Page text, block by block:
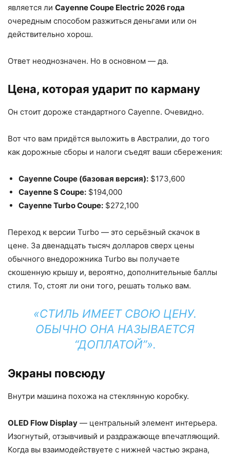
является ли Cayenne Coupe Electric 2026 года
очередным способом разжиться деньгами или он
действительно хорош.
Ответ неоднозначен. Но в основном — да.
Цена, которая ударит по карману
Он стоит дороже стандартного Cayenne. Очевидно.
Вот что вам придётся выложить в Австралии, до того
как дорожные сборы и налоги съедят ваши сбережения:
Cayenne Coupe (базовая версия): $173,600
Cayenne S Coupe: $194,000
Cayenne Turbo Coupe: $272,100
Переход к версии Turbo — это серьёзный скачок в
цене. За двенадцать тысяч долларов сверх цены
обычного внедорожника Turbo вы получаете
скошенную крышу и, вероятно, дополнительные баллы
стиля. То, стоят ли они того, решать только вам.
«СТИЛЬ ИМЕЕТ СВОЮ ЦЕНУ.
ОБЫЧНО ОНА НАЗЫВАЕТСЯ
“ДОПЛАТОЙ”».
Экраны повсюду
Внутри машина похожа на стеклянную коробку.
OLED Flow Display — центральный элемент интерьера.
Изогнутый, отзывчивый и раздражающе впечатляющий.
Когда вы взаимодействуете с нижней частью экрана,